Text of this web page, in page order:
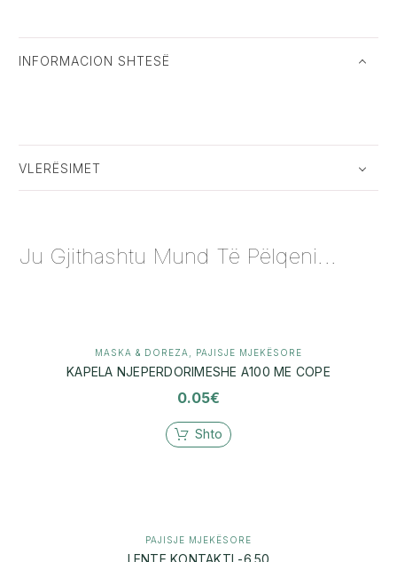
INFORMACION SHTESË
VLERËSIMET
Ju Gjithashtu Mund Të Pëlqeni...
MASKA & DOREZA PAJISJE MJEKËSORE
KAPELA NJEPERDORIMESHE A100 ME COPE
0.05€
Shto
PAJISJE MJEKËSORE